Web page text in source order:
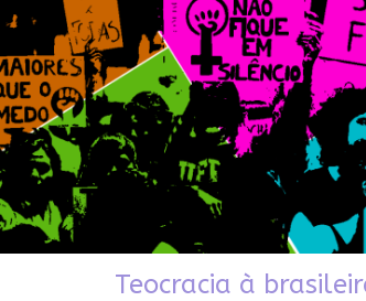
Teocracia à